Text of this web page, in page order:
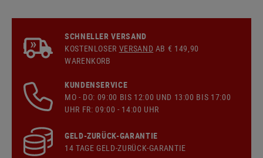
SCHNELLER VERSAND
KOSTENLOSER VERSAND AB € 149,90
WARENKORB
KUNDENSERVICE
MO - DO: 09:00 BIS 12:00 UND 13:00 BIS 17:00
UHR FR: 09:00 - 14:00 UHR
GELD-ZURÜCK-GARANTIE
14 TAGE GELD-ZURÜCK-GARANTIE